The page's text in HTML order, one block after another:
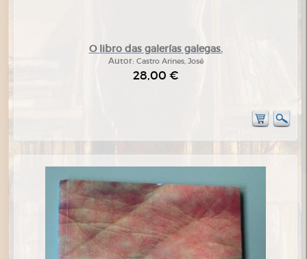
O libro das galerías galegas.
Autor: Castro Arines, José
28,00 €